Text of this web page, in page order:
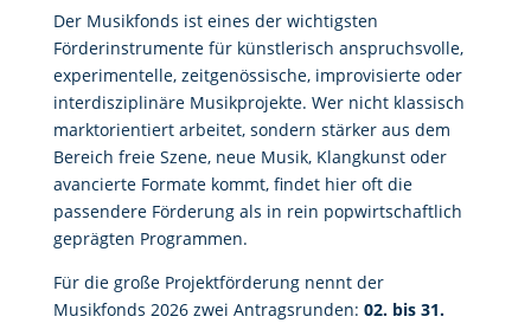
Der Musikfonds ist eines der wichtigsten
Förderinstrumente für künstlerisch anspruchsvolle,
experimentelle, zeitgenössische, improvisierte oder
interdisziplinäre Musikprojekte. Wer nicht klassisch
marktorientiert arbeitet, sondern stärker aus dem
Bereich freie Szene, neue Musik, Klangkunst oder
avancierte Formate kommt, findet hier oft die
passendere Förderung als in rein popwirtschaftlich
geprägten Programmen.
Für die große Projektförderung nennt der
Musikfonds 2026 zwei Antragsrunden: 02. bis 31.